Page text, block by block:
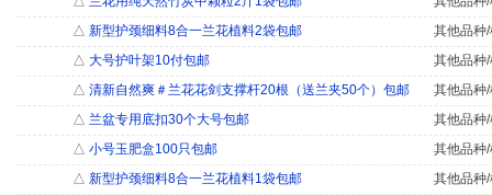
△ 新型护颈细料8合一兰花植料2袋包邮
其他品种
△ 大号护叶架10付包邮
其他品种
△ 清新自然爽＃兰花花剑支撑杆20根（送兰夹50个）包邮
其他品种
△ 兰盆专用底扣30个大号包邮
其他品种
△ 小号玉肥盒100只包邮
其他品种
△ 新型护颈细料8合一兰花植料1袋包邮
其他品种